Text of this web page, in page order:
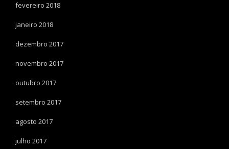
fevereiro 2018
janeiro 2018
dezembro 2017
novembro 2017
outubro 2017
setembro 2017
agosto 2017
julho 2017